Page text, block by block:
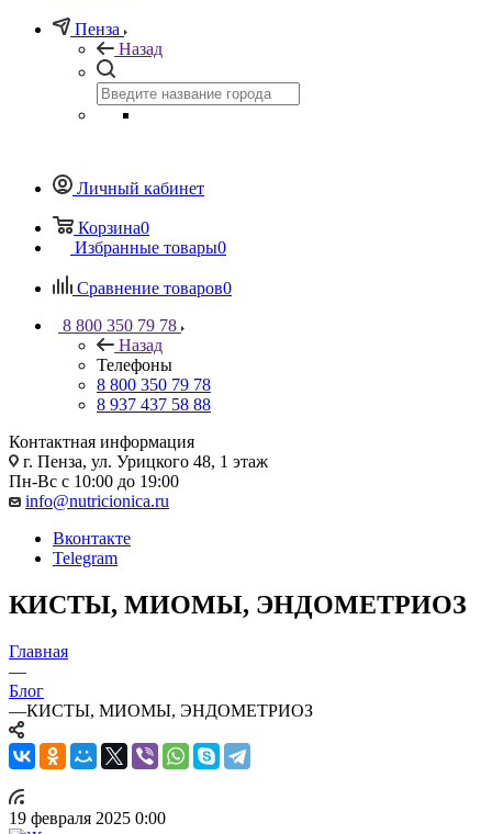
Пенза
Назад
Личный кабинет
Корзина0
Избранные товары0
Сравнение товаров0
8 800 350 79 78
Назад
Телефоны
8 800 350 79 78
8 937 437 58 88
Контактная информация
г. Пенза, ул. Урицкого 48, 1 этаж
Пн-Вс с 10:00 до 19:00
info@nutricionica.ru
Вконтакте
Telegram
КИСТЫ, МИОМЫ, ЭНДОМЕТРИОЗ
Главная
—
Блог
—КИСТЫ, МИОМЫ, ЭНДОМЕТРИОЗ
19 февраля 2025 0:00